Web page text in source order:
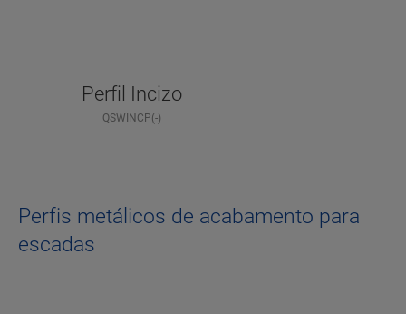
Perfil Incizo
QSWINCP(-)
Perfis metálicos de acabamento para
escadas